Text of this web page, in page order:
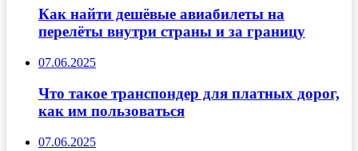
Как найти дешёвые авиабилеты на
перелёты внутри страны и за границу
07.06.2025
Что такое транспондер для платных дорог,
как им пользоваться
07.06.2025